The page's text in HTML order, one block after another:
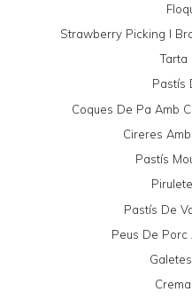
Strawberry Picking I
Tarta
Pastís
Coques De Pa Amb
Cireres
Pastís
Pastís De
Peus De Porc